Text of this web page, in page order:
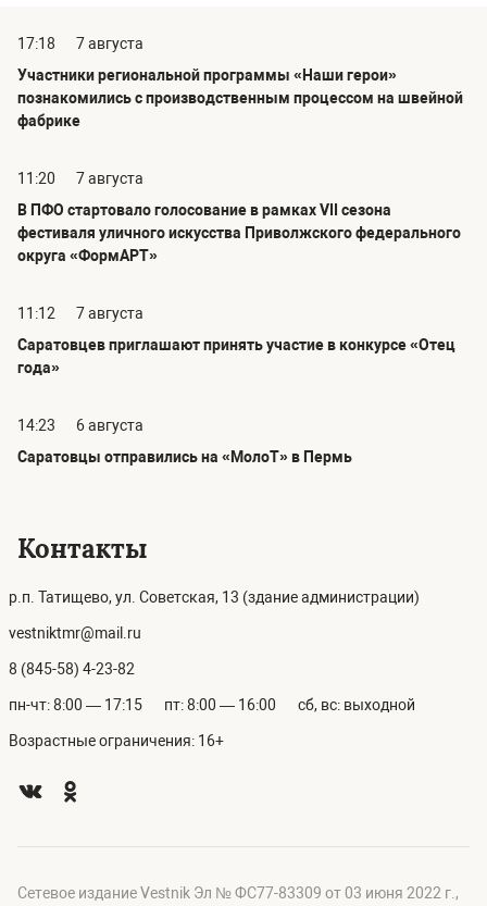
17:18
7 августа
Участники региональной программы «Наши герои»
познакомились с производственным процессом на швейной
фабрике
11:20
7 августа
В ПФО стартовало голосование в рамках VII сезона
фестиваля уличного искусства Приволжского федерального
округа «ФормАРТ»
11:12
7 августа
Саратовцев приглашают принять участие в конкурсе «Отец
года»
14:23
6 августа
Саратовцы отправились на «МолоТ» в Пермь
Контакты
р.п. Татищево, ул. Советская, 13 (здание администрации)
vestniktmr@mail.ru
8 (845-58) 4-23-82
пн-чт: 8:00 — 17:15 пт: 8:00 — 16:00 сб, вс: выходной
Возрастные ограничения: 16+
Сетевое издание Vestnik Эл № ФС77-83309 от 03 июня 2022 г.,